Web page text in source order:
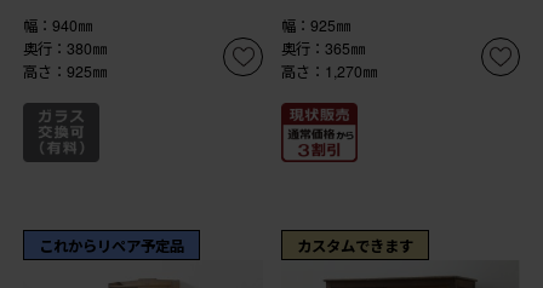
幅：940㎜
奥行：380㎜
高さ：925㎜
幅：925㎜
奥行：365㎜
高さ：1,270㎜
これからリペア予定品 カスタムできます